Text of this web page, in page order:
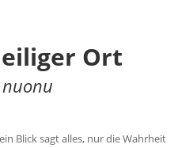
Ort
nuonu
Blick sagt alles, nur die Wahrheit